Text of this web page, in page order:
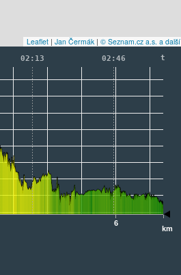
Leaflet | Jan Čermák | © Seznam.cz a.s. a další
6
km
02:13 02:46 t